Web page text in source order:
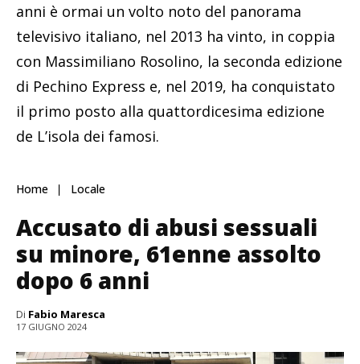
anni è ormai un volto noto del panorama
televisivo italiano, nel 2013 ha vinto, in coppia
con Massimiliano Rosolino, la seconda edizione
di Pechino Express e, nel 2019, ha conquistato
il primo posto alla quattordicesima edizione
de L’isola dei famosi.
Home Locale
Accusato di abusi sessuali
su minore, 61enne assolto
dopo 6 anni
Di Fabio Maresca
17 GIUGNO 2024